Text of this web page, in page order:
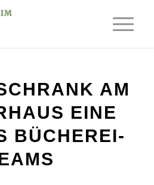
AM
EINE
BÜCHEREI-